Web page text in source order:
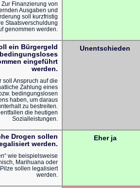
Zur Finanzierung von
Ausgaben und
soll kurzfristig
Staatsverschuldung
genommen werden.
ein Bürgergeld
bedingungsloses
eingeführt
werden.
soll Anspruch auf die
Zahlung eines
bedingungslosen
haben, um daraus
zu bestreiten.
entfallen die heutigen
Sozialleistungen.
Unentschieden
Drogen sollen
werden.
wie beispielsweise
Marihuana oder
sollen legalisiert
werden.
Eher ja